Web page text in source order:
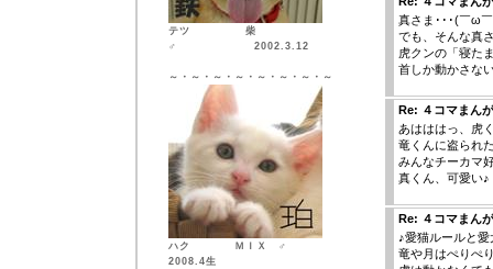
テツ 柴
♂ 2002.3.12
～・～・～・～・～・～・～・～
ハク ＭＩＸ ♂
2008.4生
真さま･･･(￣ω
でも、そんな真
虎クンの「寝た
首しか動かさな
Re: ４コマまんが
あはははっ、虎
竜くんに盗られ
みんなチーカマ
真くん、可愛い♪
Re: ４コマまんが
♪愛猫ルールと
竜や月はぺりぺ